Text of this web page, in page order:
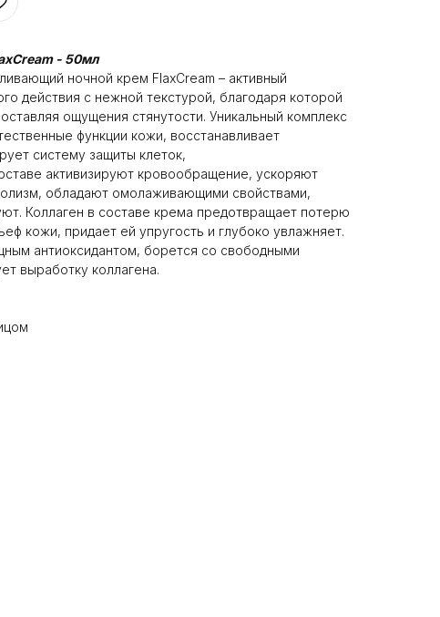
- 50мл
ночной крем FlaxCream – активный
действия с нежной текстурой, благодаря которой
ощущения стянутости. Уникальный комплекс
функции кожи, восстанавливает
систему защиты клеток,
активизируют кровообращение, ускоряют
обладают омолаживающими свойствами,
Коллаген в составе крема предотвращает потерю
кожи, придает ей упругость и глубоко увлажняет.
антиоксидантом, борется со свободными
выработку коллагена.